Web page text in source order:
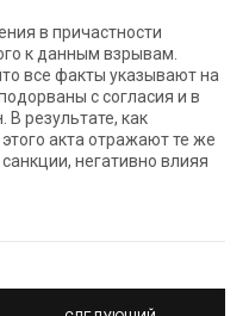
в причастности
к данным взрывам.
все факты указывают на
с согласия и в
В результате, как
акта отражают те же
негативно влияя